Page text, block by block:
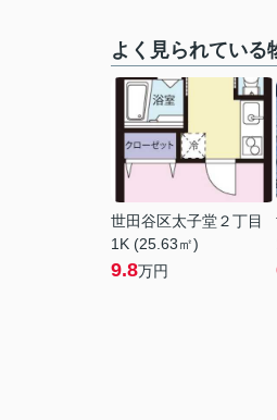
よく見られている
世田谷区太子堂２丁目
1K (25.63㎡)
9.8万円